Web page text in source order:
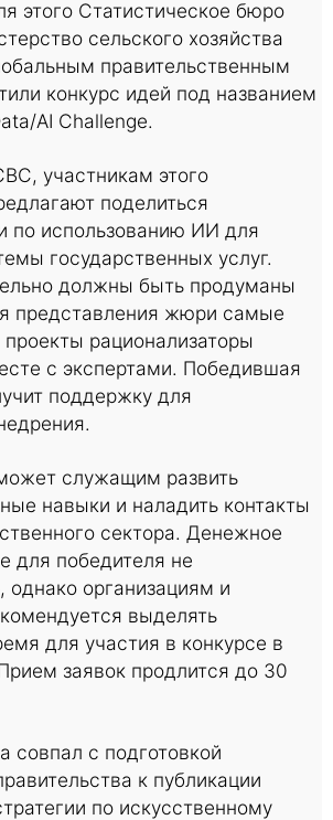
этого Статистическое бюро
сельского хозяйства
правительственным
конкурс идей под названием
AI Challenge.
участникам этого
поделиться
по использованию ИИ для
государственных услуг.
должны быть продуманы
представления жюри самые
рационализаторы
с экспертами. Победившая
поддержку для
служащим развить
навыки и наладить контакты
сектора. Денежное
для победителя не
однако организациям и
выделять
для участия в конкурсе в
заявок продлится до 30
совпал с подготовкой
к публикации
по искусственному